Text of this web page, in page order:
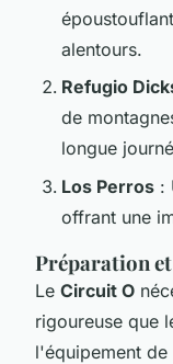
alentours.
Refugio
de
longue
Los Perros :
offrant une
Préparation
Le Circuit O
rigoureuse que
l'équipement